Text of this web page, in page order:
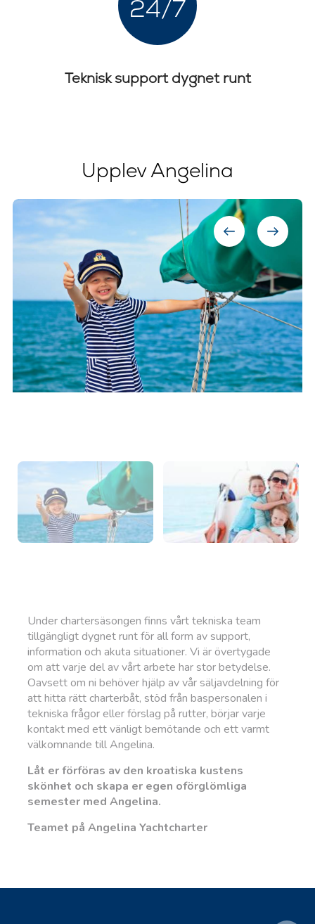
24/7
Teknisk support dygnet runt
Upplev Angelina
Under chartersäsongen finns vårt tekniska team
tillgängligt dygnet runt för all form av support,
information och akuta situationer. Vi är övertygade
om att varje del av vårt arbete har stor betydelse.
Oavsett om ni behöver hjälp av vår säljavdelning för
att hitta rätt charterbåt, stöd från baspersonalen i
tekniska frågor eller förslag på rutter, börjar varje
kontakt med ett vänligt bemötande och ett varmt
välkomnande till Angelina.
Låt er förföras av den kroatiska kustens
skönhet och skapa er egen oförglömliga
semester med Angelina.
Teamet på Angelina Yachtcharter